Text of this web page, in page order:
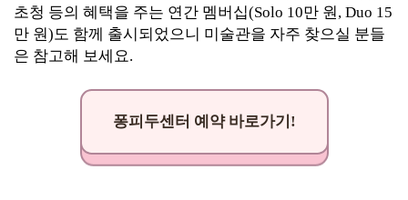
초청 등의 혜택을 주는 연간 멤버십(Solo 10만 원, Duo 15
만 원)도 함께 출시되었으니 미술관을 자주 찾으실 분들
은 참고해 보세요.
퐁피두센터 예약 바로가기!